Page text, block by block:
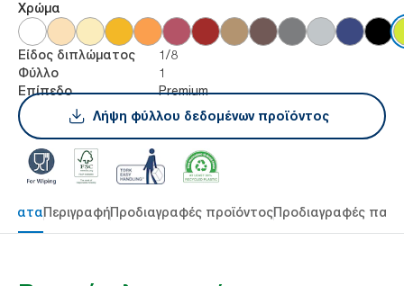
Χρώμα
Είδος διπλώματος 1/8
Φύλλο 1
Επίπεδο
Premium
Λήψη φύλλου δεδομένων προϊόντος
ΠεριγραφήΠροδιαγραφές προϊόντοςΠροδιαγραφές